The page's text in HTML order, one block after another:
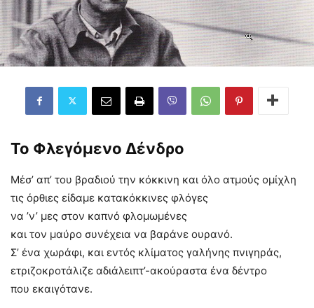
Το Φλεγόμενο Δένδρο
Μέσ’ απ’ του βραδιού την κόκκινη και όλο ατμούς ομίχλη
τις όρθιες είδαμε κατακόκκινες φλόγες
να ’ν’ μες στον καπνό φλομωμένες
και τον μαύρο συνέχεια να βαράνε ουρανό.
Σ’ ένα χωράφι, και εντός κλίματος γαλήνης πνιγηράς,
ετριζοκροτάλιζε αδιάλειπτ’-ακούραστα ένα δέντρο
που εκαιγότανε.